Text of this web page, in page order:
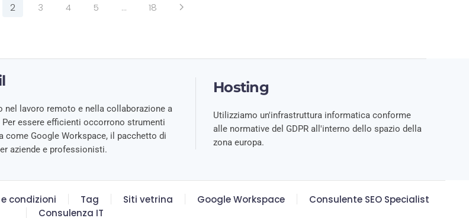
2 3 4 5 … 18
nel lavoro remoto e nella collaborazione a
Per essere efficienti occorrono strumenti
come Google Workspace, il pacchetto di
aziende e professionisti.
Hosting
Utilizziamo un'infrastruttura informatica conforme
alle normative del GDPR all'interno dello spazio della
zona europa.
condizioni Tag Siti vetrina Google Workspace
Consulente SEO Specialist
Consulenza IT